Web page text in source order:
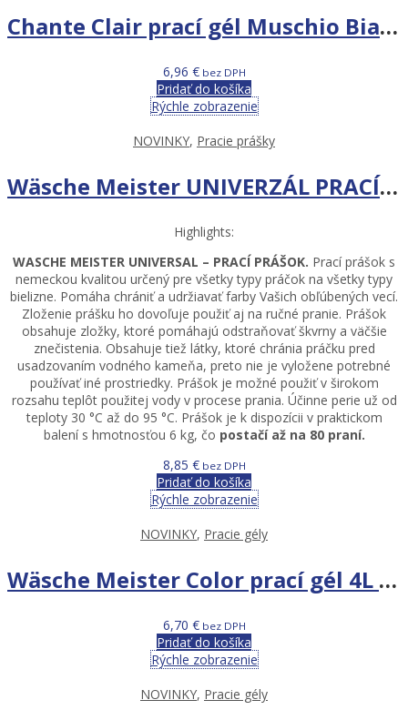
Chante Clair prací gél Muschio Bianco 1,575L
6,96 €bez DPH
Pridať do košíka
Rýchle zobrazenie
NOVINKY, Pracie prášky
Wäsche Meister UNIVERZÁL PRACÍ PRÁŠOK 6 KG – 80 PR
Highlights:
WASCHE MEISTER UNIVERSAL – PRACÍ PRÁŠOK. Prací prášok s
nemeckou kvalitou určený pre všetky typy práčok na všetky typy
bielizne. Pomáha chrániť a udržiavať farby Vašich obľúbených vecí.
Zloženie prášku ho dovoľuje použiť aj na ručné pranie. Prášok
obsahuje zložky, ktoré pomáhajú odstraňovať škvrny a väčšie
znečistenia. Obsahuje tiež látky, ktoré chránia práčku pred
usadzovaním vodného kameňa, preto nie je vyložene potrebné
používať iné prostriedky. Prášok je možné použiť v širokom
rozsahu teplôt použitej vody v procese prania. Účinne perie už od
teploty 30 °C až do 95 °C. Prášok je k dispozícii v praktickom
balení s hmotnosťou 6 kg, čo postačí až na 80 praní.
8,85 €bez DPH
Pridať do košíka
Rýchle zobrazenie
NOVINKY, Pracie gély
Wäsche Meister Color prací gél 4L na 114 PD
6,70 €bez DPH
Pridať do košíka
Rýchle zobrazenie
NOVINKY, Pracie gély